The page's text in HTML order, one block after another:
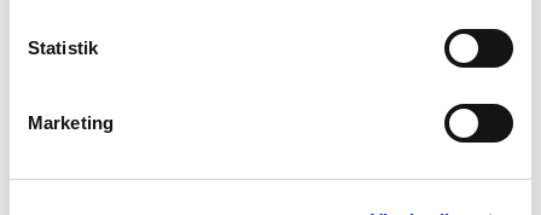
Statistik
Marketing
2019)
Cirka 15 pct. af børn og unge under 18 år har
været i behandling for en psykisk lidelse inden de
fylder 18 år. (Dalsgaard et al 2019)